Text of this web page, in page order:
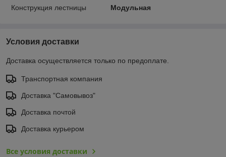
Конструкция лестницы Модульная
Условия доставки
Доставка осуществляется только по предоплате.
Транспортная компания
Доставка "Самовывоз"
Доставка почтой
Доставка курьером
Все условия доставки